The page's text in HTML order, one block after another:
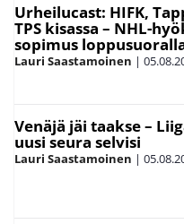
Urheilucast: HIFK,
TPS kisassa – NHL-
sopimus
Lauri Saastamoinen |
Venäjä jäi taakse –
uusi seura selvisi
Lauri Saastamoinen |